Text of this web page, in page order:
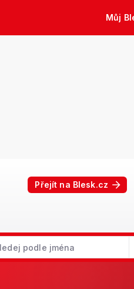
Můj
Přejít na Blesk.cz
Y Zpsát jméno. Šipkami dolů a